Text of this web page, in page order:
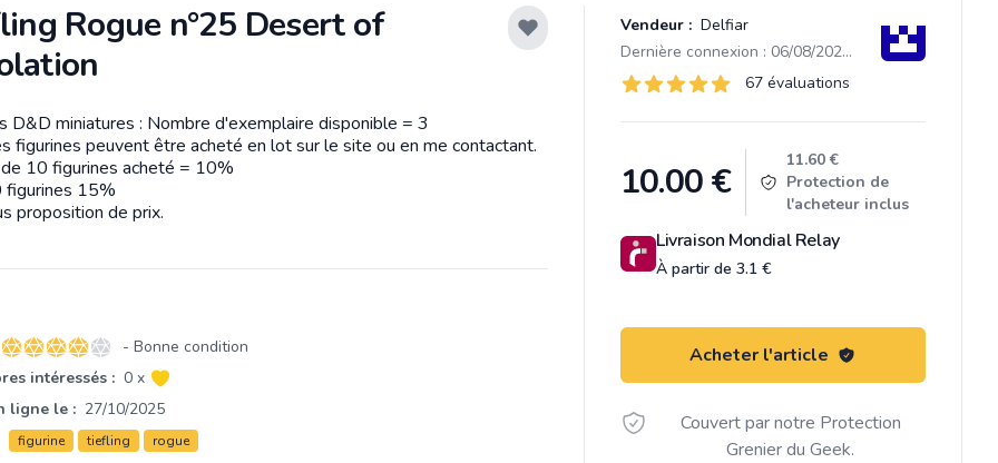
Rogue n°25 Desert of
Vendeur : Delfiar
Dernière connexion : 06/08/2026 14:14
Évaluations
67 sur 5 étoiles 67 évaluations
10.00€
11.60 €
Protection de
l'acheteur inclus
Livraison Mondial Relay
À partir de 3.1 €
Acheter l'article
Couvert par notre Protection
Grenier du Geek.
D&D miniatures : Nombre d'exemplaire disponible = 3
figurines peuvent être acheté en lot sur le site ou en me contactant.
10 figurines acheté = 10%
figurines 15%
proposition de prix.
4 sur 5 étoiles
- Bonne condition
intéressés : 0 x
ligne le : 27/10/2025
figurine tiefling rogue